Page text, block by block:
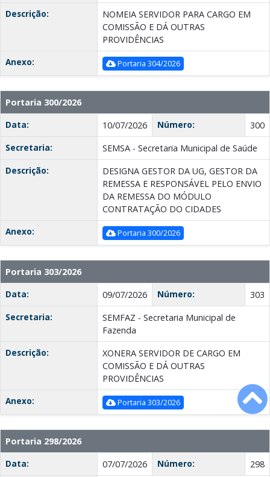
Descrição:
NOMEIA SERVIDOR PARA CARGO EM
COMISSÃO E DÁ OUTRAS
PROVIDÊNCIAS
Anexo:
Portaria 304/2026
Portaria 300/2026
Data:
10/07/2026 Número:
300
Secretaria:
SEMSA - Secretaria Municipal de Saúde
Descrição:
DESIGNA GESTOR DA UG, GESTOR DA
REMESSA E RESPONSÁVEL PELO ENVIO
DA REMESSA DO MÓDULO
CONTRATAÇÃO DO CIDADES
Anexo:
Portaria 300/2026
Portaria 303/2026
Data:
09/07/2026 Número:
303
Secretaria:
SEMFAZ - Secretaria Municipal de
Fazenda
Descrição:
XONERA SERVIDOR DE CARGO EM
COMISSÃO E DÁ OUTRAS
PROVIDÊNCIAS
Anexo:
Portaria 303/2026
Portaria 298/2026
Data:
07/07/2026 Número:
298